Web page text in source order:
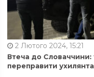
2 Лютого 2024, 15:21
Втеча до Словаччини:
переправити